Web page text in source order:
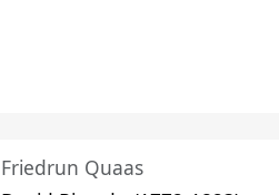
Friedrun Quaas